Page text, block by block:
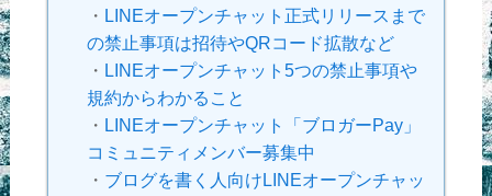
・ LINEオープンチャット正式リリースまで
の禁止事項は招待やQRコード拡散など
・ LINEオープンチャット5つの禁止事項や
規約からわかること
・ LINEオープンチャット「ブロガーPay」
コミュニティメンバー募集中
・ ブログを書く人向けLINEオープンチャッ